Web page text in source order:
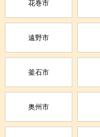
花巻市
遠野市
釜石市
奥州市